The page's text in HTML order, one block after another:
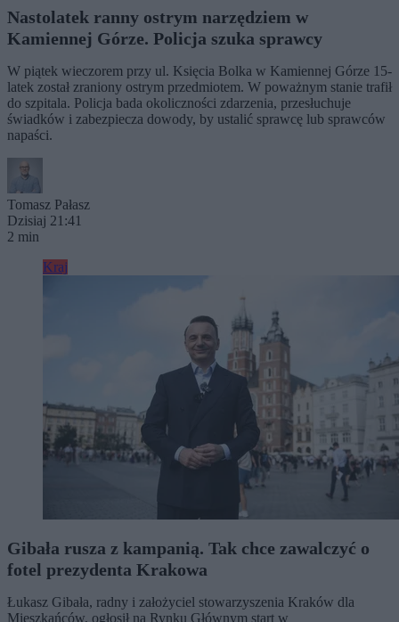
Nastolatek ranny ostrym narzędziem w
Kamiennej Górze. Policja szuka sprawcy
W piątek wieczorem przy ul. Księcia Bolka w Kamiennej Górze 15-
latek został zraniony ostrym przedmiotem. W poważnym stanie trafił
do szpitala. Policja bada okoliczności zdarzenia, przesłuchuje
świadków i zabezpiecza dowody, by ustalić sprawcę lub sprawców
napaści.
Tomasz Pałasz
Dzisiaj 21:41
2 min
Kraj
Gibała rusza z kampanią. Tak chce zawalczyć o
fotel prezydenta Krakowa
Łukasz Gibała, radny i założyciel stowarzyszenia Kraków dla
Mieszkańców, ogłosił na Rynku Głównym start w